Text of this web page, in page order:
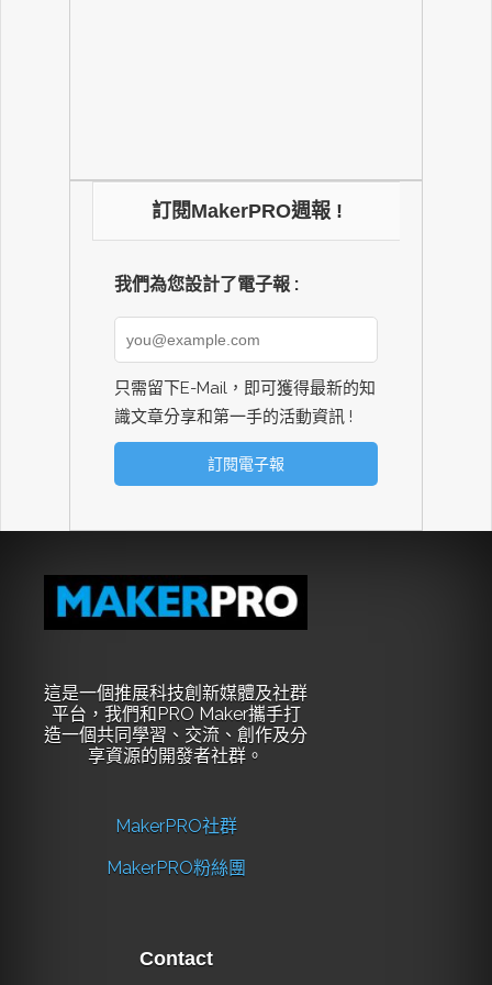
訂閱MakerPRO週報 !
我們為您設計了電子報 :
只需留下E-Mail，即可獲得最新的知
識文章分享和第一手的活動資訊 !
這是一個推展科技創新媒體及社群
平台，我們和PRO Maker攜手打
造一個共同學習、交流、創作及分
享資源的開發者社群。
MakerPRO社群
MakerPRO粉絲團
Contact